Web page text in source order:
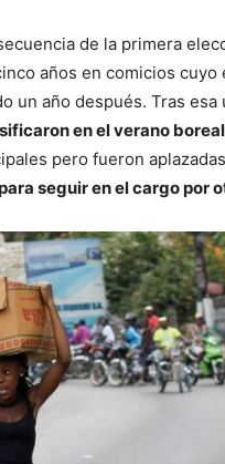
de la primera
años en comicios
un año después. Tras esa
en el verano
pero fueron
seguir en el cargo por